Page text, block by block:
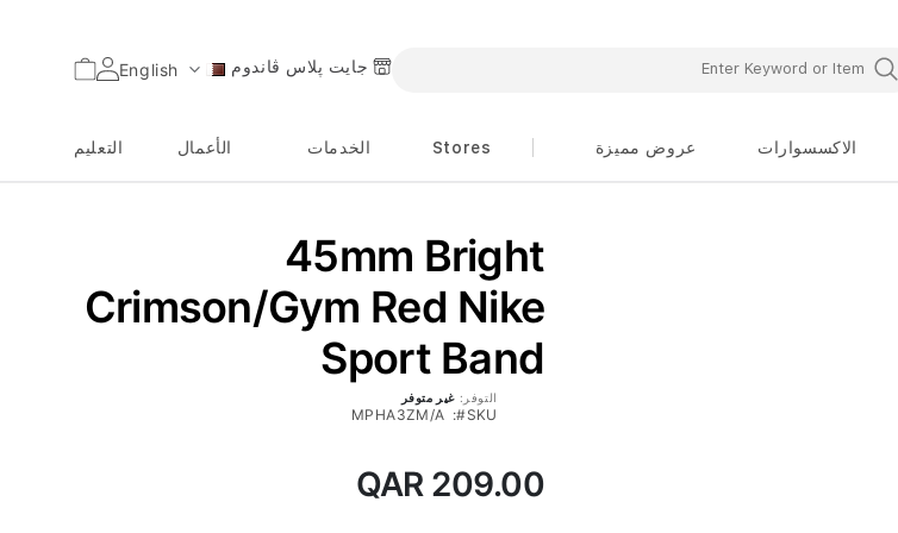
اللغة English جايت پلاس ڤاندوم السلة
الاكسسوارات عروض مميزة Stores الخدمات الأعمال التعليم
45mm Bright
Crimson/Gym Red Nike
Sport Band
QAR 209.00
التوفر: غير متوفر
SKU
MPHA3ZM/A